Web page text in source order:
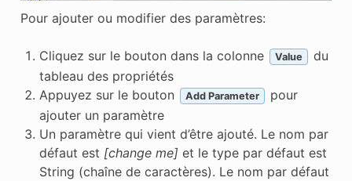
Pour ajouter ou modifier des paramètres:
Cliquez sur le bouton dans la colonne Value
du
tableau des propriétés
Appuyez sur le bouton
Add Parameter
pour
ajouter un paramètre
Un paramètre qui vient d’être ajouté. Le nom par
défaut est [change me] et le type par défaut est
String (chaîne de caractères). Le nom par défaut